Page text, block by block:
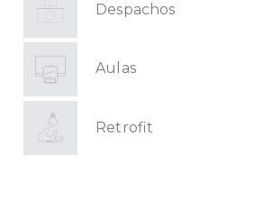
Despachos
Aulas
Retrofit